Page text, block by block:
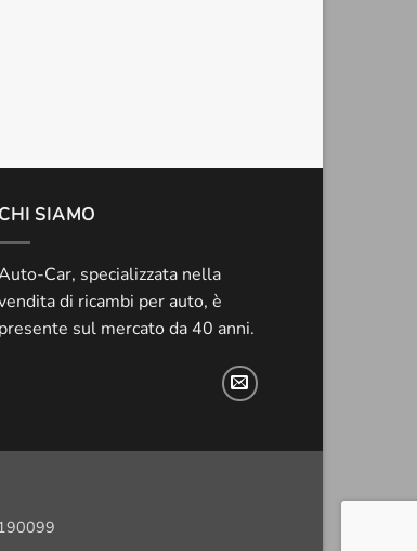
CHI SIAMO
Car, specializzata nella
di ricambi per auto, è
presente sul mercato da 40 anni.